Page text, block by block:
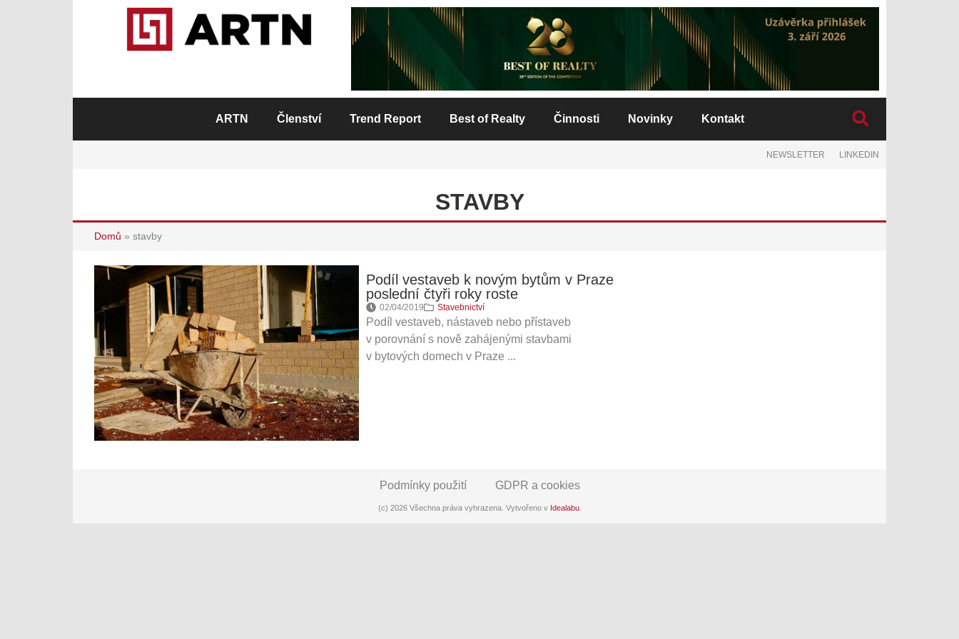
ARTN Členství Trend Report Best of Realty Činnosti Novinky Kontakt
NEWSLETTER LINKEDIN
STAVBY
Domů » stavby
Podíl vestaveb k novým bytům v Praze
poslední čtyři roky roste
02/04/2019 Stavebnictví
Podíl vestaveb, nástaveb nebo přístaveb
v porovnání s nově zahájenými stavbami
v bytových domech v Praze ...
Podmínky použití GDPR a cookies
(c) 2026 Všechna práva vyhrazena. Vytvořeno v Idealabu.